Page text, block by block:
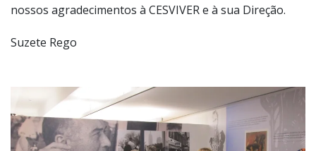
nossos agradecimentos à CESVIVER e à sua Direção.
Suzete Rego